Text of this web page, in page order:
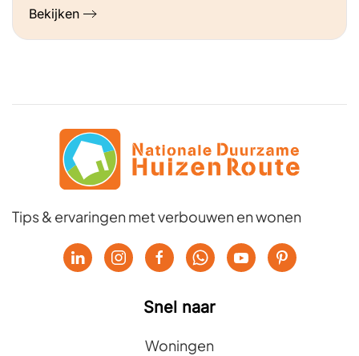
Bekijken
Tips & ervaringen met verbouwen en wonen
Snel naar
Woningen